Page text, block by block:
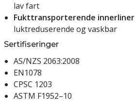
lav fart
Fukttransporterende innerliner
luktreduserende og vaskbar
Sertifiseringer
AS/NZS 2063:2008
EN1078
CPSC 1203
ASTM F1952–10